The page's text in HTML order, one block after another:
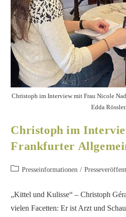
Christoph im Interview mit Frau Nicole
Edda Rössler.
Christoph im
Frankfurter
Presseinformationen /
„Kittel und Kulisse“ – Christoph
vielen Facetten: Er ist Arzt und